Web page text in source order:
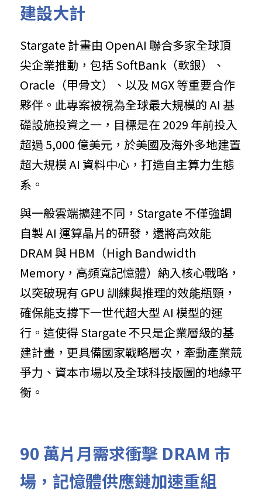
建設大計
Stargate 計畫由 OpenAI 聯合多家全球頂
尖企業推動，包括 SoftBank（軟銀）、
Oracle（甲骨文）、以及 MGX 等重要合作
夥伴。此專案被視為全球最大規模的 AI 基
礎設施投資之一，目標是在 2029 年前投入
超過 5,000 億美元，於美國及海外多地建置
超大規模 AI 資料中心，打造自主算力生態
系。
與一般雲端擴建不同，Stargate 不僅強調
自製 AI 運算晶片的研發，還將高效能
DRAM 與 HBM（High Bandwidth
Memory，高頻寬記憶體）納入核心戰略，
以突破現有 GPU 訓練與推理的效能瓶頸，
確保能支撐下一世代超大型 AI 模型的運
行。這使得 Stargate 不只是企業層級的基
建計畫，更具備國家戰略層次，牽動產業競
爭力、資本市場以及全球科技版圖的地緣平
衡。
90 萬片月需求衝擊 DRAM 市
場，記憶體供應鏈加速重組